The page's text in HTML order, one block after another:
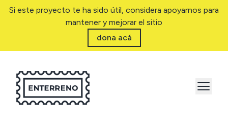
Si este proyecto te ha sido útil, considera apoyarnos para
mantener y mejorar el sitio
dona acá